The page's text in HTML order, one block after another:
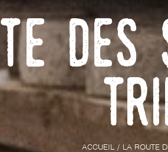
ACCUEIL LA ROUTE